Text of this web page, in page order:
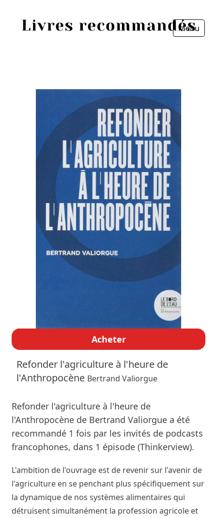
Menu
Acheter
Refonder l'agriculture à l'heure de
l'Anthropocène Bertrand Valiorgue
Refonder l'agriculture à l'heure de
l'Anthropocène de Bertrand Valiorgue a été
recommandé 1 fois par les invités de podcasts
francophones, dans 1 épisode (Thinkerview).
L'ambition de l'ouvrage est de revenir sur l'avenir de
l'agriculture en se penchant plus spécifiquement sur
la dynamique de nos systèmes alimentaires qui
détruisent simultanément la profession agricole et
Personnes
Livres
Livres les plus recommandés
Prix littéraires
Fermer